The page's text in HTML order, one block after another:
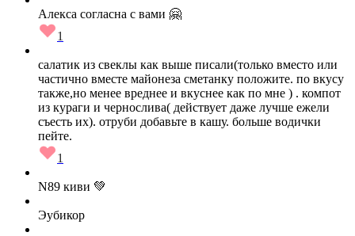
Алекса согласна с вами 🤗
1
салатик из свеклы как выше писали(только вместо или
частично вместе майонеза сметанку положите. по вкусу
также,но менее вреднее и вкуснее как по мне ) . компот
из кураги и чернослива( действует даже лучше ежели
съесть их). отруби добавьте в кашу. больше водички
пейте.
1
N89 киви 💚
Эубикор